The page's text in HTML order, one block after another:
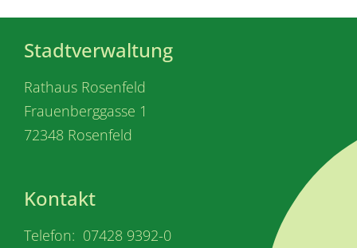
Stadtverwaltung
Rathaus Rosenfeld
Frauenberggasse 1
72348 Rosenfeld
Kontakt
Telefon: 07428 9392-0